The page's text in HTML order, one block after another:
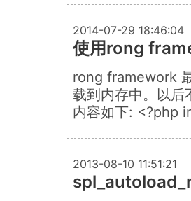
2014-07-29 18:46:04
使用rong
rong framework
载到内存中。以
内容如下: <?php
2013-08-10 11:51:21